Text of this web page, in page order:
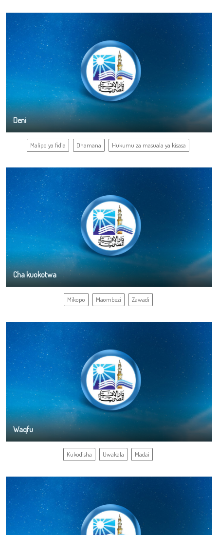
Deni
Malipo ya fidia Dhamana Hukumu za masuala ya kisasa
Cha kuokotwa
Mikopo Maombezi Zawadi
Waqfu
Kukodisha Uwakala Madai